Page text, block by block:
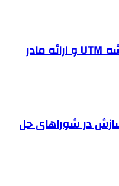
جزئیات ثبت ادعا، تهیه نقشه UTM و ارائه مادر
در شوراهای حل